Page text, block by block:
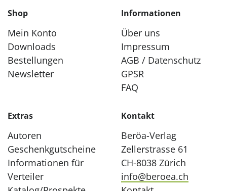
Shop
Mein Konto
Downloads
Bestellungen
Newsletter
Informationen
Über uns
Impressum
AGB / Datenschutz
GPSR
FAQ
Extras
Autoren
Geschenkgutscheine
Informationen für
Verteiler
Kontakt
Beröa-Verlag
Zellerstrasse 61
CH-8038 Zürich
info@beroea.ch